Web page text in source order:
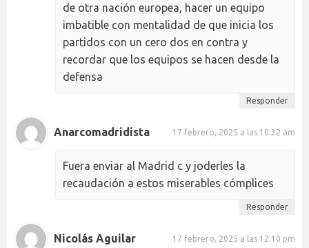
de otra nación europea, hacer un equipo
imbatible con mentalidad de que inicia los
partidos con un cero dos en contra y
recordar que los equipos se hacen desde la
defensa
Responder
Anarcomadridista 17 febrero, 2025 a las 10:32 am
Fuera enviar al Madrid c y joderles la
recaudación a estos miserables cómplices
Responder
Nicolás Aguilar 17 febrero, 2025 a las 12:10 pm